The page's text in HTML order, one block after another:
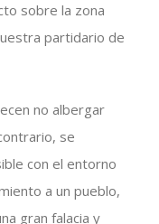
sobre la zona
partidario de
no albergar
se
con el entorno
a un pueblo,
gran falacia y